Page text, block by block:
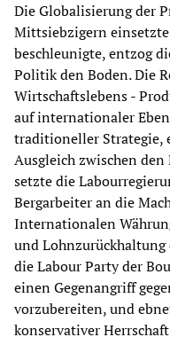
Die Globalisierung der
Mittsiebzigern
beschleunigte, entzog
Politik den Boden. Die
Wirtschaftslebens -
auf internationaler
traditioneller Strategie,
Ausgleich zwischen
setzte die
Bergarbeiter an die
Internationalen
und Lohnzurückhaltung
die Labour Party der
einen Gegenangriff
vorzubereiten, und
konservativer